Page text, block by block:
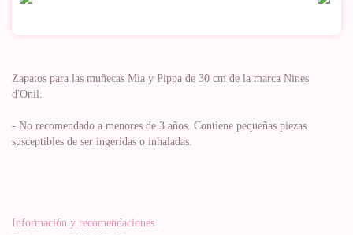
Zapatos para las muñecas Mia y Pippa de 30 cm de la marca Nines
d'Onil.
- No recomendado a menores de 3 años. Contiene pequeñas piezas
susceptibles de ser ingeridas o inhaladas.
Información y recomendaciones